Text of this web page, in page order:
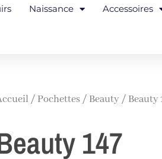
Naissance Accessoires
/ Pochettes / Beauty / Beauty
147